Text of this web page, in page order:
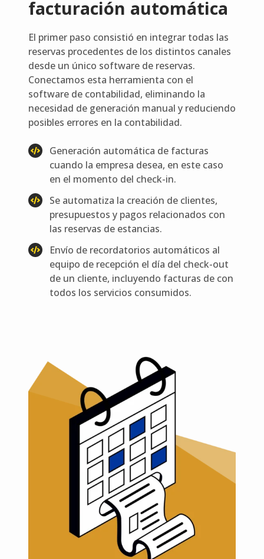
facturación automática
El primer paso consistió en integrar todas las
reservas procedentes de los distintos canales
desde un único software de reservas.
Conectamos esta herramienta con el
software de contabilidad, eliminando la
necesidad de generación manual y reduciendo
posibles errores en la contabilidad.
Generación automática de facturas
cuando la empresa desea, en este caso
en el momento del check-in.
Se automatiza la creación de clientes,
presupuestos y pagos relacionados con
las reservas de estancias.
Envío de recordatorios automáticos al
equipo de recepción el día del check-out
de un cliente, incluyendo facturas de con
todos los servicios consumidos.